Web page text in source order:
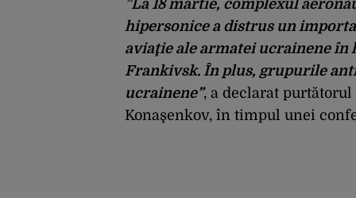
”La 18 martie, complexul
hipersonice a distrus un
aviaţie ale armatei ucrainene
Frankivsk. În plus, grupurile
ucrainene”, a declarat
Konaşenkov, în timpul unei